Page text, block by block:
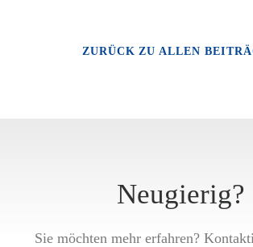
ZURÜCK ZU ALLEN
Neugierig?
Sie möchten mehr erfahren?